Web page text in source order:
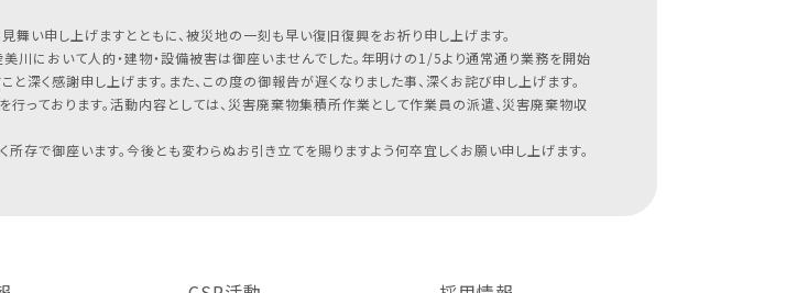
い申し上げますとともに、被災地の一刻も早い復旧復興をお祈り申し上げます。
川において人的・建物・設備被害は御座いませんでした。年明けの1/5より通常通り業務を開始
く感謝申し上げます。また、この度の御報告が遅くなりました事、深くお詫び申し上げます。
っております。活動内容としては、災害廃棄物集積所作業として作業員の派遣、災害廃棄物収
で御座います。今後とも変わらぬお引き立てを賜りますよう何卒宜しくお願い申し上げます。